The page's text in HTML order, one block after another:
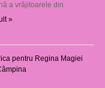
a vrăjitoarele din
»
pentru Regina Magiei